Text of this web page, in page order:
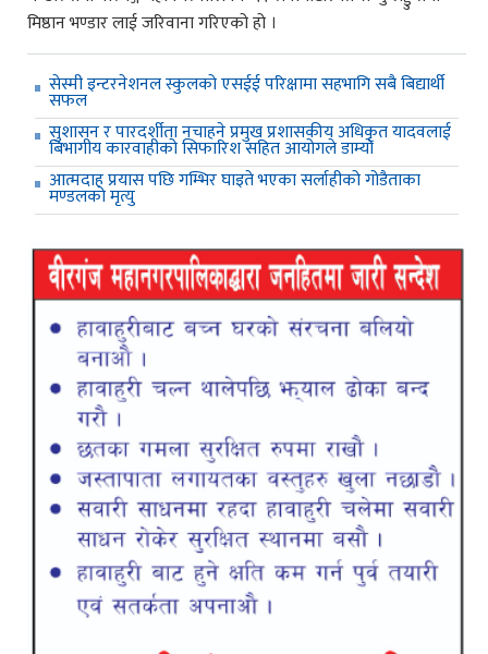
मिष्ठान भण्डार लाई जरिवाना गरिएको हो ।
सेस्मी इन्टरनेशनल स्कुलको एसईई परिक्षामा सहभागि सबै बिद्यार्थी
सफल
सुशासन र पारदर्शीता नचाहने प्रमुख प्रशासकीय अधिकृत यादवलाई
बिभागीय कारवाहीको सिफारिश सहित आयोगले डाम्यो
आत्मदाह प्रयास पछि गम्भिर घाइते भएका सर्लाहीको गोडैताका
मण्डलको मृत्यु